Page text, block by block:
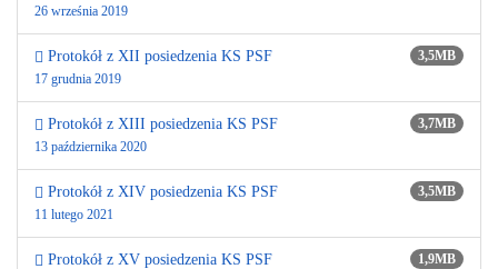
26 września 2019
3,5MB
Protokół z XII posiedzenia KS PSF
17 grudnia 2019
3,7MB
Protokół z XIII posiedzenia KS PSF
13 października 2020
3,5MB
Protokół z XIV posiedzenia KS PSF
11 lutego 2021
1,9MB
Protokół z XV posiedzenia KS PSF